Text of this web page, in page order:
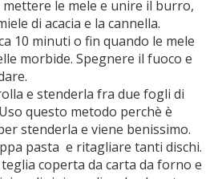
le mele e unire il burro,
di acacia e la cannella.
10 minuti o fin quando le mele
morbide. Spegnere il fuoco e
e stenderla fra due fogli di
questo metodo perchè è
stenderla e viene benissimo.
pasta e ritagliare tanti dischi.
coperta da carta da forno e